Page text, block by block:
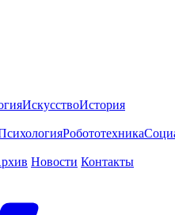
ИскусствоИстория
Робототехника
Новости Контакты